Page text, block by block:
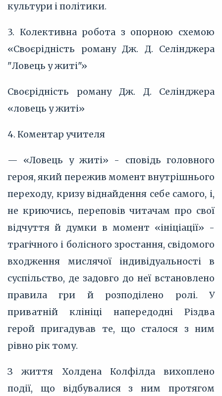
культури і політики.
3. Колективна робота з опорною схемою
«Своєрідність роману Дж. Д. Селінджера
"Ловець у житі"»
Своєрідність роману Дж. Д. Селінджера
«ловець у житі»
4. Коментар учителя
— «Ловець у житі» - сповідь головного
героя, який пережив момент внутрішнього
переходу, кризу віднайдення себе самого, і,
не криючись, переповів читачам про свої
відчуття й думки в момент «ініціації» -
трагічного і болісного зростання, свідомого
входження мислячої індивідуальності в
суспільство, де задовго до неї встановлено
правила гри й розподілено ролі. У
приватній клініці напередодні Різдва
герой пригадував те, що сталося з ним
рівно рік тому.
З життя Холдена Колфілда вихоплено
події, що відбувалися з ним протягом